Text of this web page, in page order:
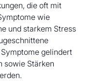
die oft mit
wie
und starkem Stress
gelindert
sowie Stärken